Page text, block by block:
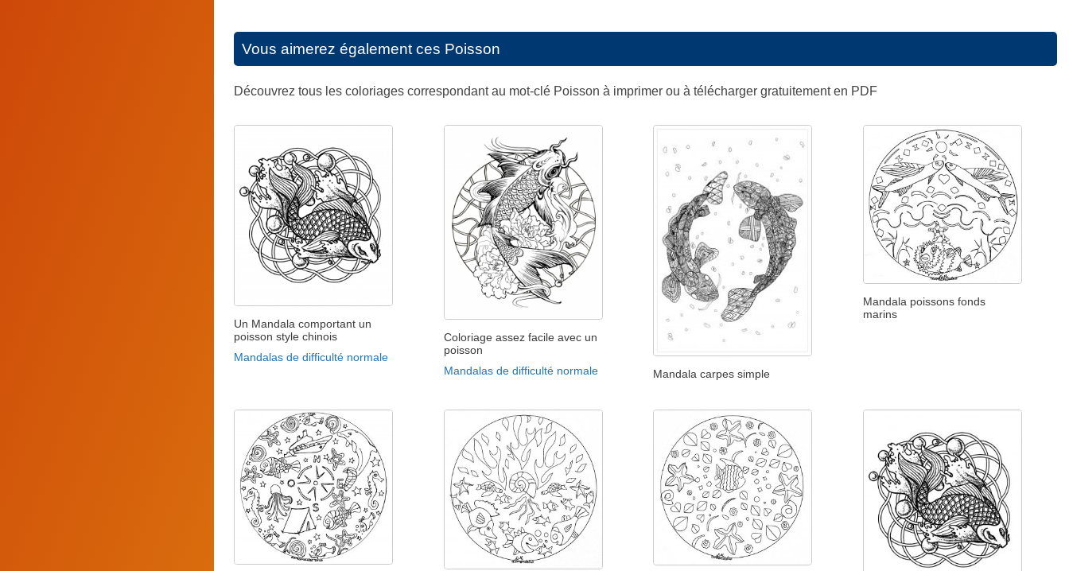
Vous aimerez également ces Poisson
Découvrez tous les coloriages correspondant au mot-clé Poisson à imprimer ou à télécharger gratuitement en PDF
Un Mandala comportant un
poisson style chinois
Mandalas de difficulté normale
Coloriage assez facile avec un
poisson
Mandalas de difficulté normale
Mandala carpes simple
Mandala poissons fonds
marins